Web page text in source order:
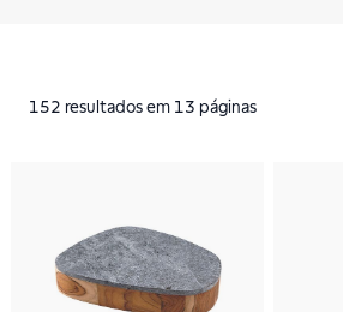
152 resultados em 13 páginas